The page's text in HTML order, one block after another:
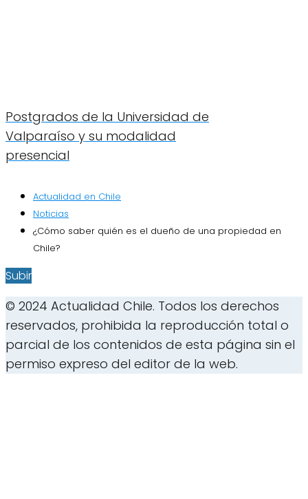
Postgrados de la Universidad de
Valparaíso y su modalidad
presencial
Actualidad en Chile
Noticias
¿Cómo saber quién es el dueño de una propiedad en
Chile?
Subir
© 2024 Actualidad Chile. Todos los derechos
reservados, prohibida la reproducción total o
parcial de los contenidos de esta página sin el
permiso expreso del editor de la web.